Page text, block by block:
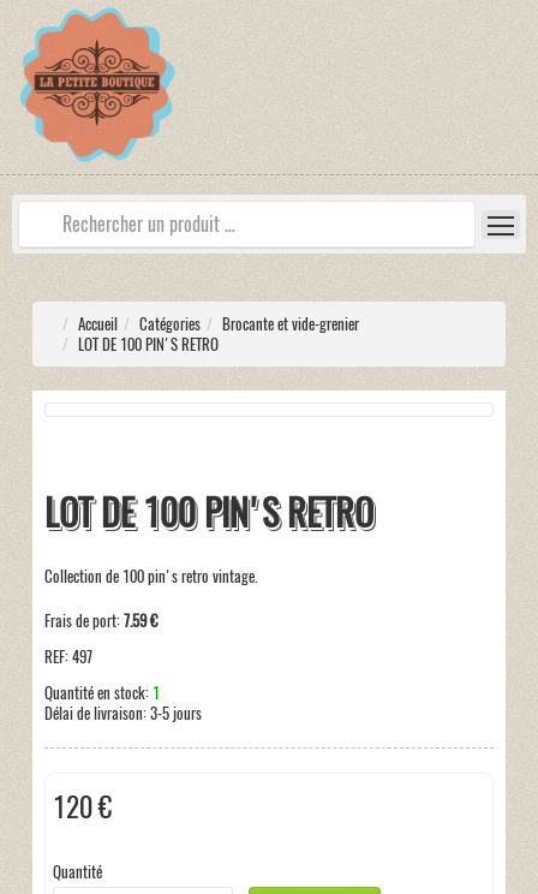
Accueil Catégories
Brocante et vide-grenier
LOT DE 100 PIN'S RETRO
LOT DE 100 PIN'S RETRO
Collection de 100 pin's retro vintage.
Frais de port:7.59 €
REF:497
Quantité en stock: 1
Délai de livraison:3-5 jours
120 €
Quantité